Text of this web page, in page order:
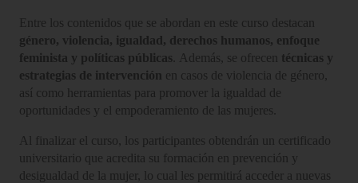
Entre los contenidos que se abordan en este curso destacan
género, violencia, igualdad, derechos humanos, enfoque
feminista y políticas públicas . Además, se ofrecen técnicas y
estrategias de intervención en casos de violencia de género,
así como herramientas para promover la igualdad de
oportunidades y el empoderamiento de las mujeres.
Al finalizar el curso, los participantes obtendrán un certificado
universitario que acredita su formación en prevención y
desigualdad de la mujer, lo cual les permitirá acceder a nuevas